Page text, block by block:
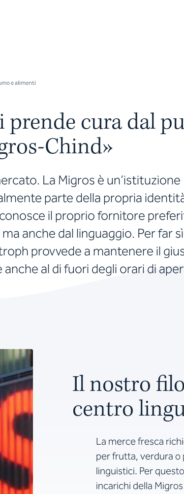
e alimenti
prende cura dal
Chind»
La Migros è un’istituzione
parte della propria
il proprio fornitore
anche dal linguaggio. Per far
provvede a mantenere il
al di fuori degli orari di
Il nostro
centro
La merce fresca
per frutta, verdura o
linguistici. Per
incarichi della